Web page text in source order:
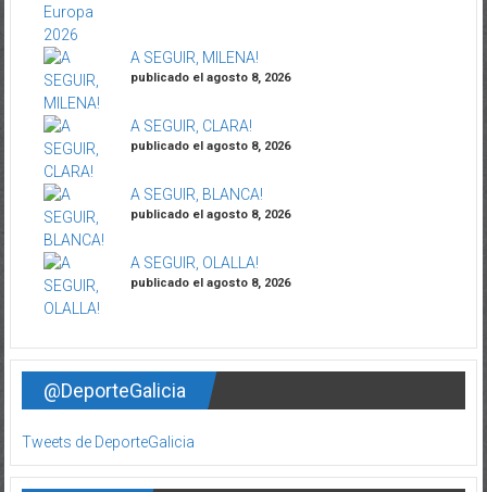
A SEGUIR, MILENA!
publicado el agosto 8, 2026
A SEGUIR, CLARA!
publicado el agosto 8, 2026
A SEGUIR, BLANCA!
publicado el agosto 8, 2026
A SEGUIR, OLALLA!
publicado el agosto 8, 2026
@DeporteGalicia
Tweets de DeporteGalicia